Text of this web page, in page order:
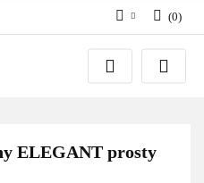
Zaloguj się
Zarejestruj się
(0)
ELEGANT prosty